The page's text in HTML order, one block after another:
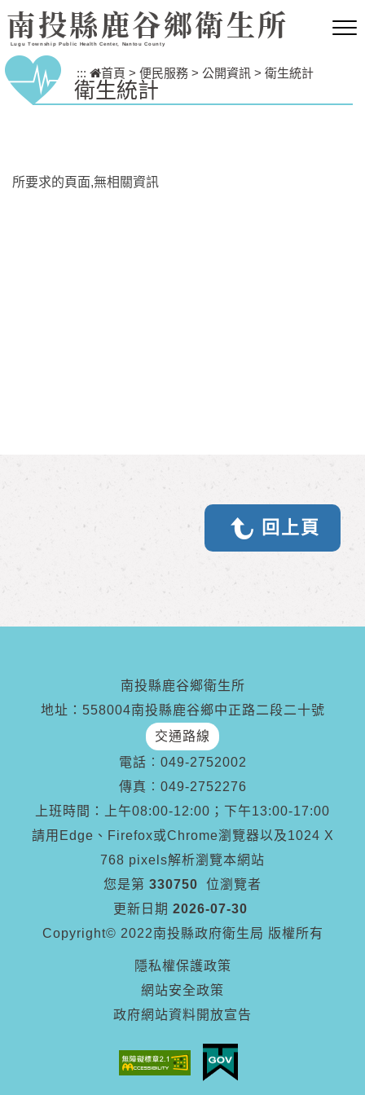
跳到主要內容區塊
南投縣鹿谷鄉衛生所
Lugu Township Public Health Center, Nantou County
::: 首頁 > 便民服務 > 公開資訊 > 衛生統計
衛生統計
所要求的頁面,無相關資訊
回上頁
南投縣鹿谷鄉衛生所
地址：558004南投縣鹿谷鄉中正路二段二十號
交通路線
電話︰ 049-2752002
傳真︰ 049-2752276
上班時間：上午08:00-12:00；下午13:00-17:00
請用Edge、Firefox或Chrome瀏覽器以及1024 X
768 pixels解析瀏覽本網站
您是第 330750
位瀏覽者
更新日期 2026-07-30
Copyright© 2022南投縣政府衛生局 版權所有
隱私權保護政策
網站安全政策
政府網站資料開放宣告